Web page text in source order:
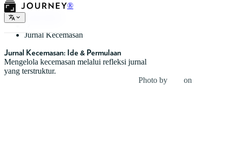
®
Jenis Jurnal
Jurnal Kecemasan
Jurnal Kecemasan: Ide & Permulaan
Mengelola kecemasan melalui refleksi jurnal
yang terstruktur.
Photo by
on